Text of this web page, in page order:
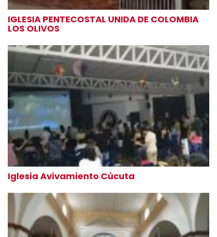
IGLESIA PENTECOSTAL UNIDA DE COLOMBIA
LOS OLIVOS
Iglesia Avivamiento Cúcuta